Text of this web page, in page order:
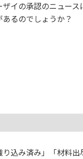
ザイの承認のニュー
あるのでしょうか？
り込み済み」「材料